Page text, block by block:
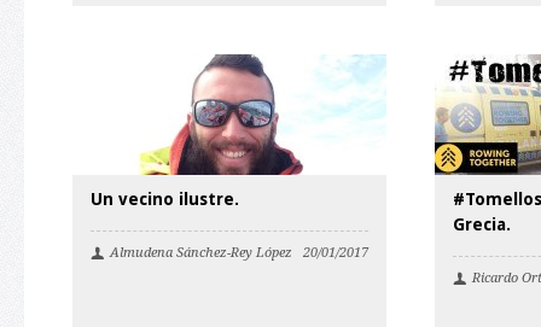
Un vecino ilustre.
Almudena Sánchez-Rey López 20/01/2017
Grecia.
Ricardo